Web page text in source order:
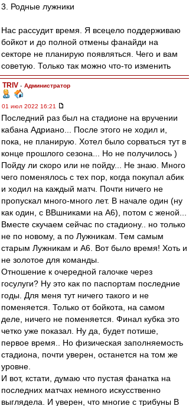
3. Родные лужники
Нас рассудит время. Я всецело поддерживаю
бойкот и до полной отмены фанайди на
секторе не планирую появляться. Чего и вам
советую. Только так можно что-то изменить
TRIV - Администратор
01 июл 2022 16:21
Последний раз был на стадионе на вручении
кабана Адриано... После этого не ходил и,
пока, не планирую. Хотел было сорваться тут в
конце прошлого сезона... Но не получилось )
Пойду ли скоро или не пойду... Не знаю. Много
чего поменялось с тех пор, когда покупал абик
и ходил на каждый матч. Почти ничего не
пропускал много-много лет. В начале один (ну
как один, с ВВшниками на А6), потом с женой...
Вместе скучаем сейчас по стадиону.. но только
не по новому, а по Лужникам. Тем самым
старым Лужникам и А6. Вот было время! Хоть и
не золотое для команды.
Отношение к очередной галочке через
госулуги? Ну это как по паспортам последние
годы. Для меня тут ничего такого и не
поменяется. Только от бойкота, на самом
деле, ничего не поменяется. Финал кубка это
четко уже показал. Ну да, будет потише,
первое время.. Но физическая заполняемость
стадиона, почти уверен, останется на том же
уровне.
И вот, кстати, думаю что пустая фанатка на
последних матчах немного искусственно
выглядела. И уверен, что многие с трибуны B